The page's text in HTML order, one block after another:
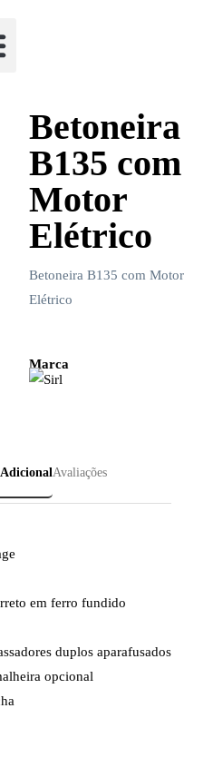
Betoneira
B135 com
Motor
Elétrico
Betoneira B135 com Motor
Elétrico
Marca
Avaliações
em ferro fundido
duplos aparafusados
opcional